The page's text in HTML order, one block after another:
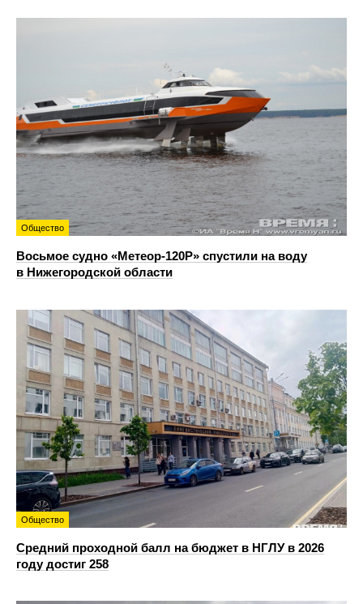
Общество
Восьмое судно «Метеор-120Р» спустили на воду
в Нижегородской области
Общество
Средний проходной балл на бюджет в НГЛУ в 2026
году достиг 258